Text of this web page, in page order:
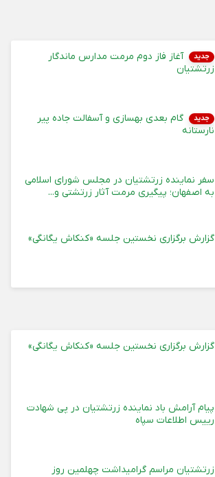
جدید
آغاز فاز دوم مرمت مدارس ماندگار
زرتشتیان
جدید
گام بعدی بهسازی و آسفالت جاده پیر
نارستانه
سفر نماینده زرتشتیان در مجلس شورای اسلامی
به اصفهان؛ پیگیری مرمت آثار زرتشتی و...
گزارش برگزاری نخستین جلسه «کنکاش یگانگی»
گزارش برگزاری نخستین جلسه «کنکاش یگانگی»
پیام آرامش باد نماینده زرتشتیان در پی شهادت
رییس اطلاعات سپاه
زرتشتیان مراسم گرامیداشت چهلمین روز